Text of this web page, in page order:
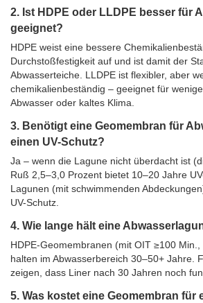
2. Ist HDPE oder LLDPE besser für
geeignet?
HDPE weist eine bessere
Durchstoßfestigkeit auf und ist damit der
Abwasserteiche. LLDPE ist flexibler, aber
chemikalienbeständig – geeignet für
Abwasser oder kaltes Klima.
3. Benötigt eine Geomembran für
einen UV-Schutz?
Ja – wenn die Lagune nicht überdacht ist
Ruß 2,5–3,0 Prozent bietet 10–20 Jahre
Lagunen (mit schwimmenden
UV-Schutz.
4. Wie lange hält eine
HDPE-Geomembranen (mit OIT ≥100
halten im Abwasserbereich 30–50+ Jahre.
zeigen, dass Liner nach 30 Jahren noch
5. Was kostet eine Geomembran für